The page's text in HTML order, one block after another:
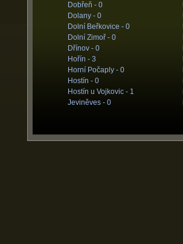
Dobřeň - 0
Dolany - 0
Dolní Beřkovice - 0
Dolní Zimoř - 0
Dřínov - 0
Hořín - 3
Horní Počaply - 0
Hostín - 0
Hostín u Vojkovic - 1
Jeviněves - 0